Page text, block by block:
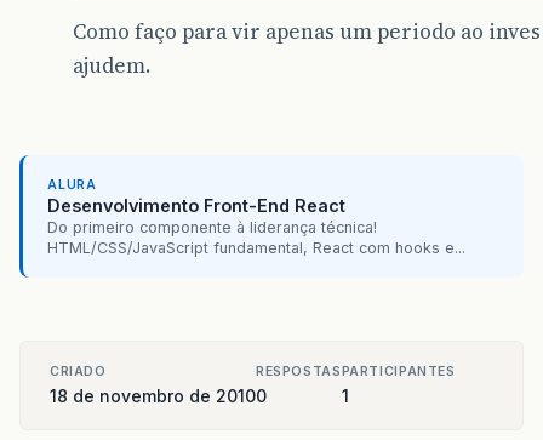
Como faço para vir apenas um periodo ao
ajudem.
ALURA
Desenvolvimento Front-End React
Do primeiro componente à liderança técnica!
HTML/CSS/JavaScript fundamental, React com hooks e...
CRIADO
18 de novembro de 2010
RESPOSTAS
0
PARTICIPANTES
1